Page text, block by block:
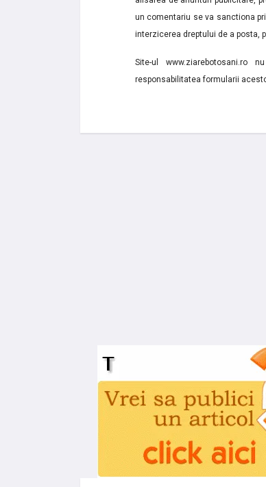
un comentariu se va sanctiona
interzicerea dreptului de a posta,
Site-ul www.ziarebotosani.ro
responsabilitatea formularii